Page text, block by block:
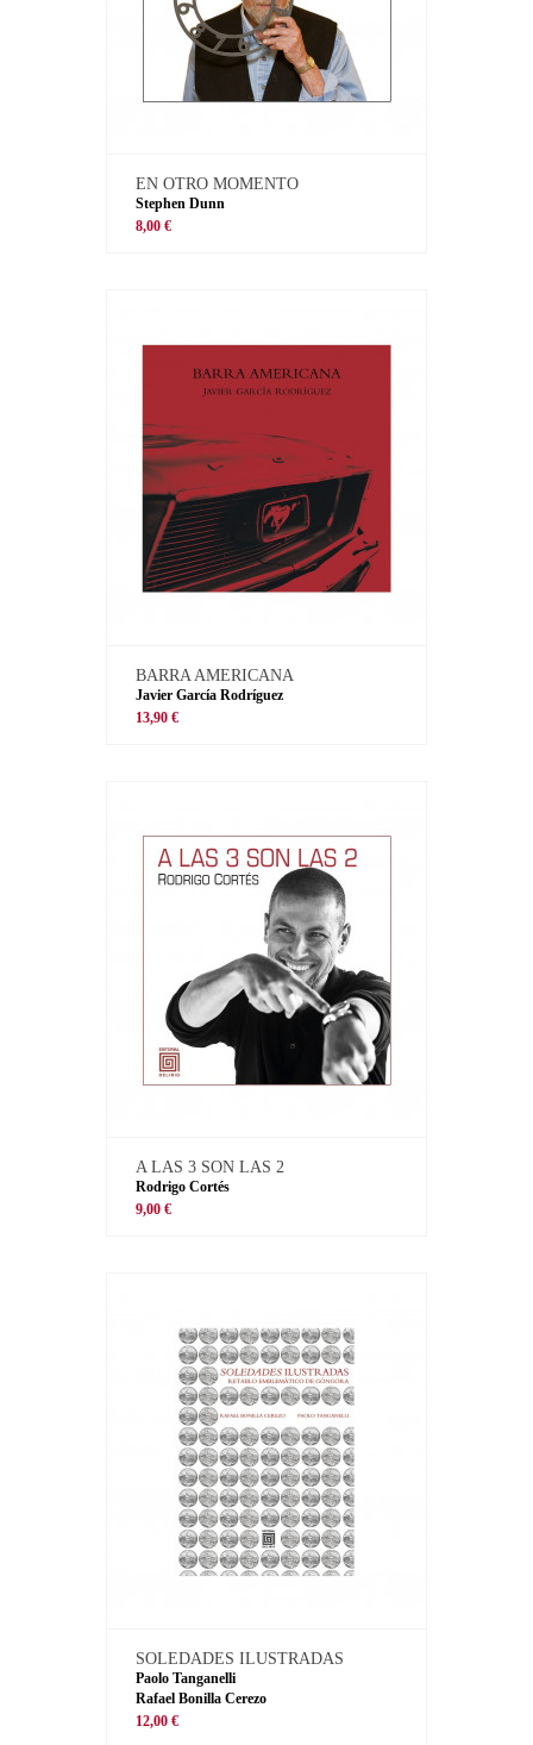
EN OTRO MOMENTO
Stephen Dunn
8,00 €
BARRA AMERICANA
Javier García Rodríguez
13,90 €
A LAS 3 SON LAS 2
Rodrigo Cortés
9,00 €
SOLEDADES ILUSTRADAS
Paolo Tanganelli
Rafael Bonilla Cerezo
12,00 €